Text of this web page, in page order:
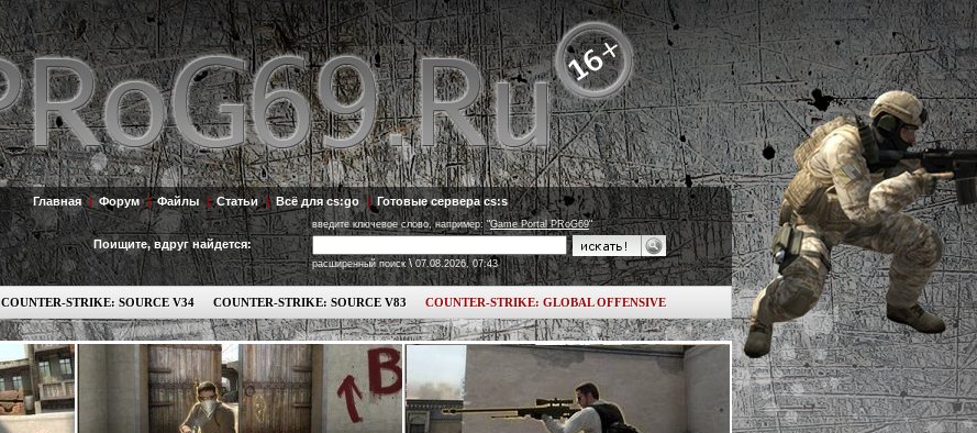
Главная | Форум | Файлы | Статьи | Всё для cs:go | Готовые сервера cs:s
Поищите, вдруг найдется:
введите ключевое слово, например: "Game Portal PRoG69"
расширенный поиск \ 07.08.2026, 07:43
COUNTER-STRIKE: SOURCE V34 COUNTER-STRIKE: SOURCE V83 COUNTER-STRIKE: GLOBAL OFFENSIVE